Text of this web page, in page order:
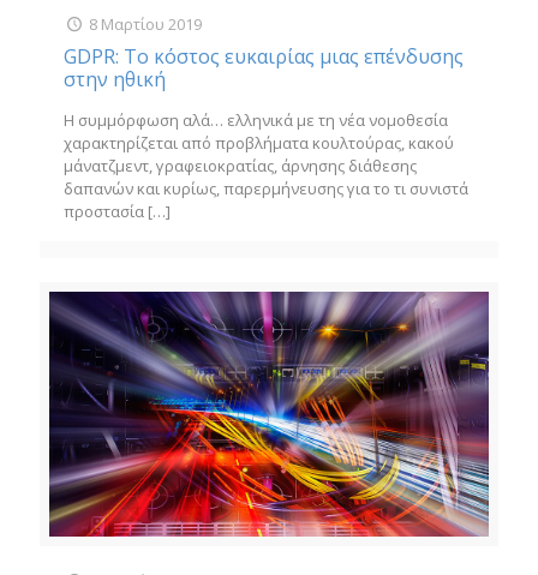
8 Μαρτίου 2019
GDPR: Το κόστος ευκαιρίας μιας επένδυσης
στην ηθική
Η συμμόρφωση αλά… ελληνικά με τη νέα νομοθεσία
χαρακτηρίζεται από προβλήματα κουλτούρας, κακού
μάνατζμεντ, γραφειοκρατίας, άρνησης διάθεσης
δαπανών και κυρίως, παρερμήνευσης για το τι συνιστά
προστασία […]